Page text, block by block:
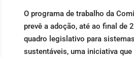
O programa de trabalho da
prevê a adoção, até ao final de
quadro legislativo para
sustentáveis, uma iniciativa que